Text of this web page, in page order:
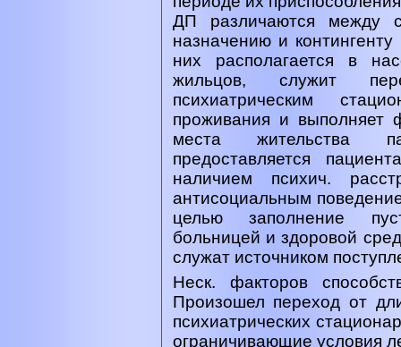
ДП различаются между
назначению и
них располагается в
жильцов, служит
психиатрическим
проживания и выполняет
места жительства
предоставляется
наличием психич.
антисоциальным
целью заполнение
больницей и здоровой
служат источником
Неск. факторов
Произошел переход от
психиатрических
ограничивающие условия